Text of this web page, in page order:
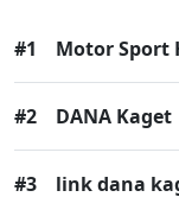
#1 Motor Sport
#2 DANA Kaget
#3 link dana